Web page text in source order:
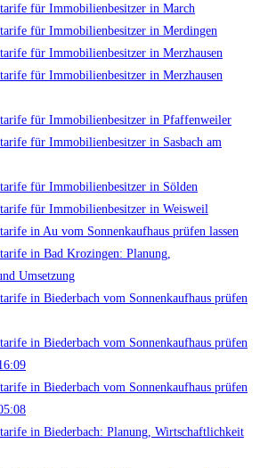
für Immobilienbesitzer in March
für Immobilienbesitzer in Merdingen
für Immobilienbesitzer in Merzhausen
für Immobilienbesitzer in Merzhausen
für Immobilienbesitzer in Pfaffenweiler
für Immobilienbesitzer in Sasbach am
für Immobilienbesitzer in Sölden
für Immobilienbesitzer in Weisweil
in Au vom Sonnenkaufhaus prüfen lassen
in Bad Krozingen: Planung,
Umsetzung
in Biederbach vom Sonnenkaufhaus prüfen
in Biederbach vom Sonnenkaufhaus prüfen
in Biederbach vom Sonnenkaufhaus prüfen
in Biederbach: Planung, Wirtschaftlichkeit